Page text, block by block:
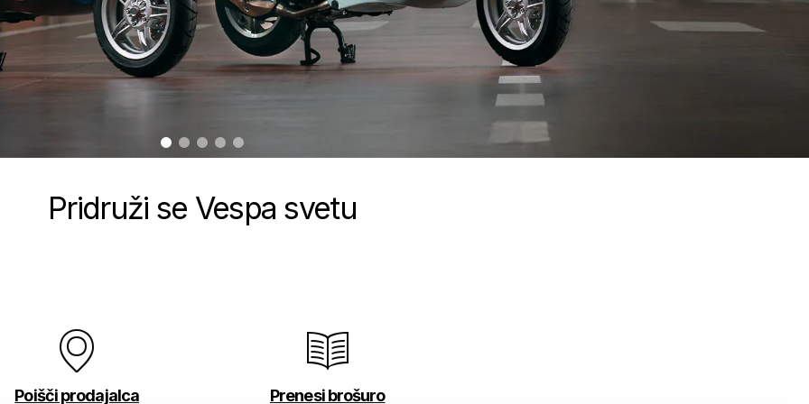
0
2
3
4
Pridruži se Vespa svetu
Poišči prodajalca Prenesi brošuro